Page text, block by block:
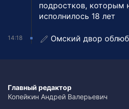
подростков, которым
исполнилось 18 лет
14:18 Омский двор
Главный редактор
Копейкин Андрей Валерьевич